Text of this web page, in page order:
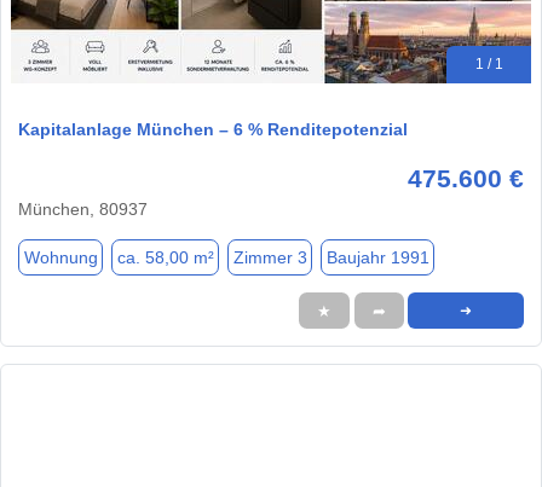
1 / 1
Kapitalanlage München – 6 % Renditepotenzial
475.600 €
München, 80937
Wohnung ca. 58,00 m² Zimmer 3 Baujahr 1991
★ ➦ ➜